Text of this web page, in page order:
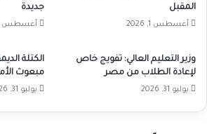
المقبل
أغسطس 1, 2026
جديدة
أغسطس 1, 2026
وزير التعليم العالي: تفويج خاص
لإعادة الطلاب من مصر
يوليو 31, 2026
الكتلة
مبعوث
يوليو 31, 2026